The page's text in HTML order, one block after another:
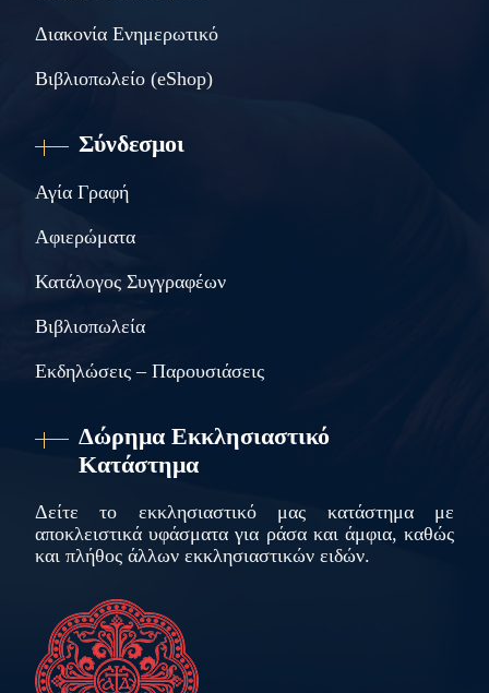
Διακονία Ενημερωτικό
Βιβλιοπωλείο (eShop)
Σύνδεσμοι
Αγία Γραφή
Αφιερώματα
Κατάλογος Συγγραφέων
Βιβλιοπωλεία
Εκδηλώσεις – Παρουσιάσεις
Δώρημα Εκκλησιαστικό
Κατάστημα
Δείτε το εκκλησιαστικό μας κατάστημα με
αποκλειστικά υφάσματα για ράσα και άμφια, καθώς
και πλήθος άλλων εκκλησιαστικών ειδών.